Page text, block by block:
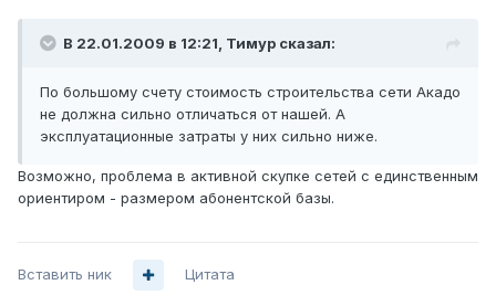
В 22.01.2009 в 12:21, Тимур сказал:
По большому счету стоимость строительства сети Акадо
не должна сильно отличаться от нашей. А
эксплуатационные затраты у них сильно ниже.
Возможно, проблема в активной скупке сетей с единственным
ориентиром - размером абонентской базы.
Вставить ник Цитата